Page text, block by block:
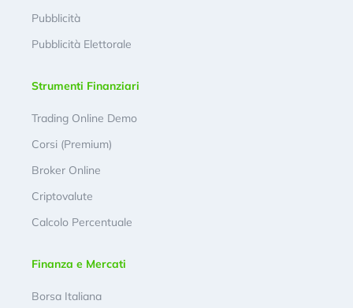
Pubblicità
Pubblicità Elettorale
Strumenti Finanziari
Trading Online Demo
Corsi (Premium)
Broker Online
Criptovalute
Calcolo Percentuale
Finanza e Mercati
Borsa Italiana